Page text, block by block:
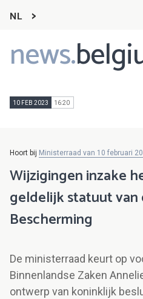
NL
news.
Main
navigation
10 FEB 2023 16:20
Hoort bij Ministerraad van 10 februari
Wijzigingen inzake
geldelijk statuut van
Bescherming
De ministerraad keurt op
Binnenlandse Zaken
ontwerp van koninklijk